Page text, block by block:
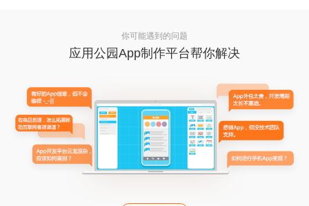
你可能遇到的问题
应用公园App制作平台帮你解决